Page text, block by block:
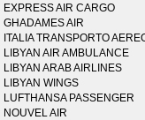
EXPRESS AIR CARGO
GHADAMES AIR
ITALIA TRANSPORTO
LIBYAN AIR AMBULANCE
LIBYAN ARAB AIRLINES
LIBYAN WINGS
LUFTHANSA PASSENGER
NOUVEL AIR